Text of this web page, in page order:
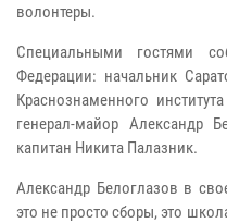
волонтеры.
Специальными гостями
Федерации: начальник
Краснознаменного
генерал-майор Александр
капитан Никита Палазник.
Александр Белоглазов в
это не просто сборы, это